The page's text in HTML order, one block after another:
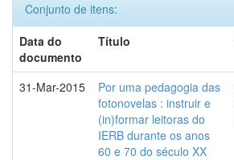
Conjunto de itens:
Data do
documento
Título
31-Mar-2015
Por uma pedagogia das
fotonovelas : instruir e
(in)formar leitoras do
IERB durante os anos
60 e 70 do século XX